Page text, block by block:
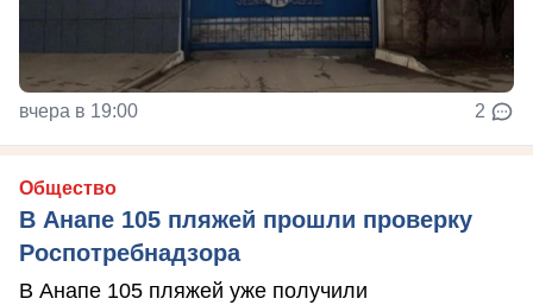
вчера в 19:00 2
Общество
В Анапе 105 пляжей прошли проверку
Роспотребнадзора
В Анапе 105 пляжей уже получили